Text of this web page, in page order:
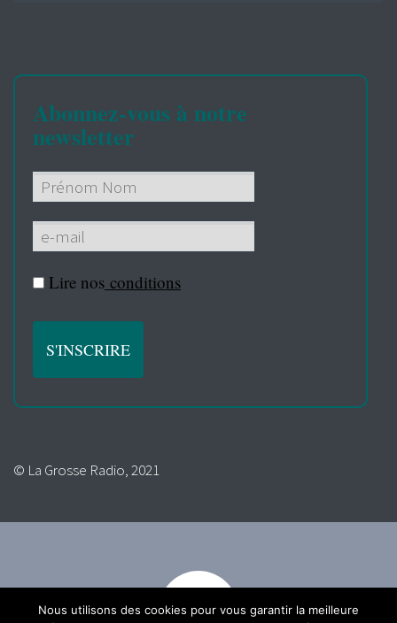
Abonnez-vous à notre
newsletter
Lire nos conditions
© La Grosse Radio, 2021
Nous utilisons des cookies pour vous garantir la meilleure